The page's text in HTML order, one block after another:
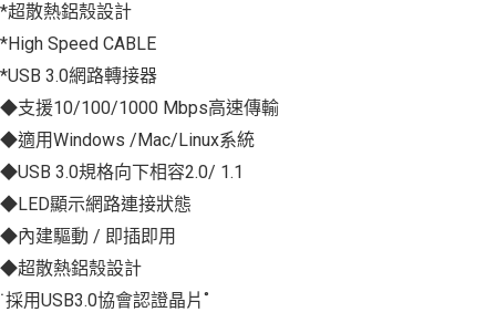
*超散熱鋁殼設計
*High Speed CABLE
*USB 3.0網路轉接器
◆支援10/100/1000 Mbps高速傳輸
◆適用Windows /Mac/Linux系統
◆USB 3.0規格向下相容2.0/ 1.1
◆LED顯示網路連接狀態
◆內建驅動 / 即插即用
◆超散熱鋁殼設計
˙採用USB3.0協會認證晶片˚